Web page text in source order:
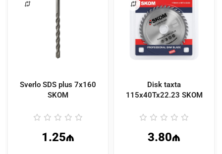
Sverlo SDS plus 7x160
SKOM
1.25₼
Disk taxta
115x40Tx22.23 SKOM
3.80₼